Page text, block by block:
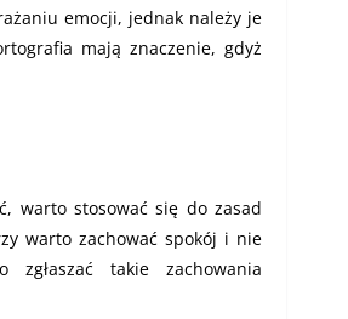
emocji, jednak należy je
mają znaczenie, gdyż
warto stosować się do zasad
warto zachować spokój i nie
takie zachowania